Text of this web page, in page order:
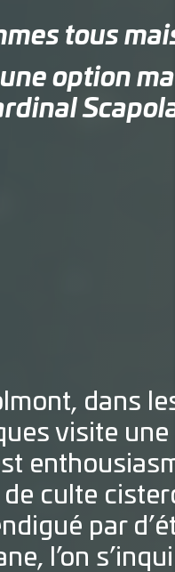
tous
option
dans les
visite
culte
par
l’on